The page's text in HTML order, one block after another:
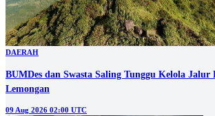
DAERAH
BUMDes dan Swasta Saling Tunggu Kelola Jalur
Lemongan
09 Aug 2026 02:00 UTC